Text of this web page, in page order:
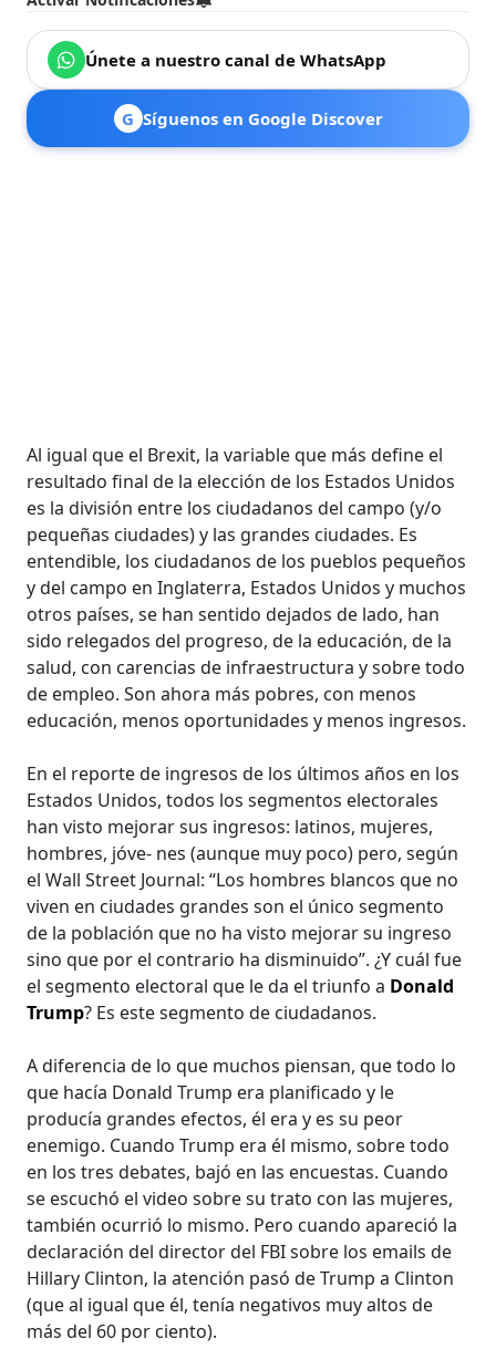
Únete a nuestro canal de WhatsApp
G Síguenos en Google Discover
Al igual que el Brexit, la variable que más define el
resultado final de la elección de los Estados Unidos
es la división entre los ciudadanos del campo (y/o
pequeñas ciudades) y las grandes ciudades. Es
entendible, los ciudadanos de los pueblos pequeños
y del campo en Inglaterra, Estados Unidos y muchos
otros países, se han sentido dejados de lado, han
sido relegados del progreso, de la educación, de la
salud, con carencias de infraestructura y sobre todo
de empleo. Son ahora más pobres, con menos
educación, menos oportunidades y menos ingresos.
En el reporte de ingresos de los últimos años en los
Estados Unidos, todos los segmentos electorales
han visto mejorar sus ingresos: latinos, mujeres,
hombres, jóve- nes (aunque muy poco) pero, según
el Wall Street Journal: “Los hombres blancos que no
viven en ciudades grandes son el único segmento
de la población que no ha visto mejorar su ingreso
sino que por el contrario ha disminuido”. ¿Y cuál fue
el segmento electoral que le da el triunfo a Donald
Trump? Es este segmento de ciudadanos.
A diferencia de lo que muchos piensan, que todo lo
que hacía Donald Trump era planificado y le
producía grandes efectos, él era y es su peor
enemigo. Cuando Trump era él mismo, sobre todo
en los tres debates, bajó en las encuestas. Cuando
se escuchó el video sobre su trato con las mujeres,
también ocurrió lo mismo. Pero cuando apareció la
declaración del director del FBI sobre los emails de
Hillary Clinton, la atención pasó de Trump a Clinton
(que al igual que él, tenía negativos muy altos de
más del 60 por ciento).